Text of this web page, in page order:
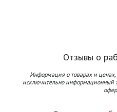
Отзывы о
Информация о товарах и ценах,
исключительно информационный